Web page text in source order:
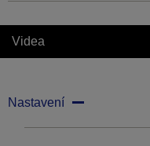
Videa
Nastavení